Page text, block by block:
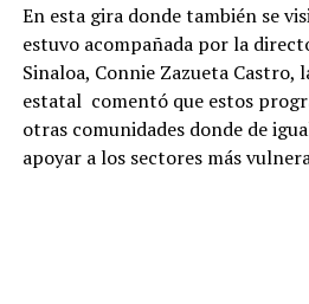
En esta gira donde también se
estuvo acompañada por la
Sinaloa, Connie Zazueta Castro,
estatal comentó que estos
otras comunidadesdonde de
apoyar a los sectores más